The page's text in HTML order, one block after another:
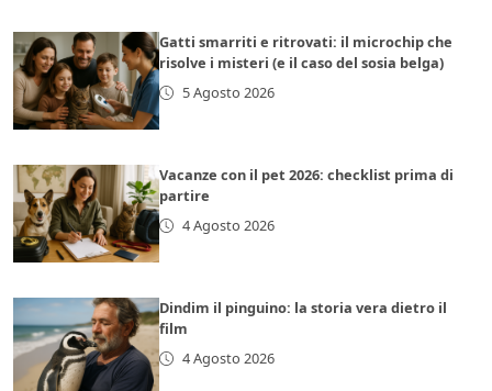
Gatti smarriti e ritrovati: il microchip che
risolve i misteri (e il caso del sosia belga)
5 Agosto 2026
Vacanze con il pet 2026: checklist prima di
partire
4 Agosto 2026
Dindim il pinguino: la storia vera dietro il
film
4 Agosto 2026